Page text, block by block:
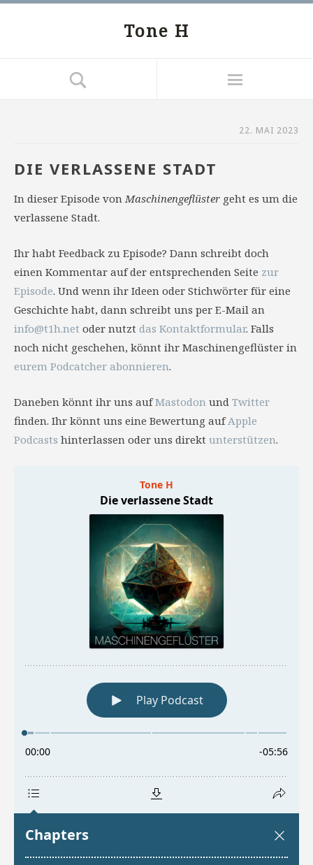
Tone H
22. MAI 2023
DIE VERLASSENE STADT
In dieser Episode vonMaschinengeflüster geht es um die
verlassene Stadt.
Ihr habt Feedback zu Episode? Dann schreibt doch
einen Kommentar auf der entsprechenden Seite zur
Episode. Und wenn ihr Ideen oder Stichwörter für eine
Geschichte habt, dann schreibt uns per E-Mail an
info@t1h.net oder nutzt das Kontaktformular. Falls
noch nicht geschehen, könnt ihr Maschinengeflüster in
eurem Podcatcher abonnieren.
Daneben könnt ihr uns aufMastodon und Twitter
finden. Ihr könnt uns eine Bewertung aufApple
Podcasts hinterlassen oder uns direkt unterstützen.